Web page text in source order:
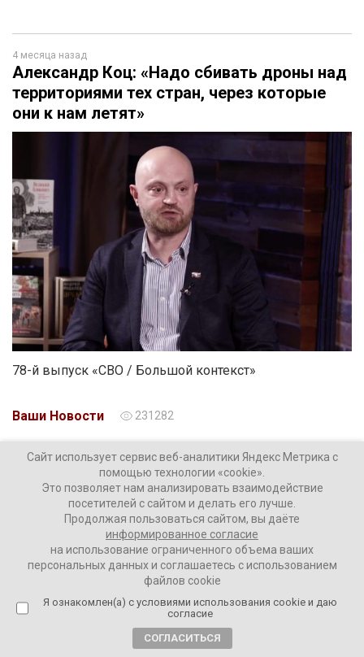
4 месяца назад
Александр Коц: «Надо сбивать дроны над
территориями тех стран, через которые
они к нам летят»
78-й выпуск «СВО / Большой контекст»
Ваши Новости 231282
4 месяца назад
Никита Третьяков: «Быть с государством
до конца или уехать – это наш этический
выбор. Но я огульно не осуждаю
уехавших»
Сайт использует сервис веб-аналитики Яндекс Метрика с
помощью технологии «cookie».
Это позволяет нам анализировать взаимодействие
посетителей с сайтом и делать его лучше.
Продолжая пользоваться сайтом, вы даёте
информированное согласие
на использование ограниченного объема ваших
персональных данных и соглашаетесь с использованием
файлов cookie
Я ознакомлен(а) с условиями использования cookie и даю
согласие
СОГЛАСИТЬСЯ